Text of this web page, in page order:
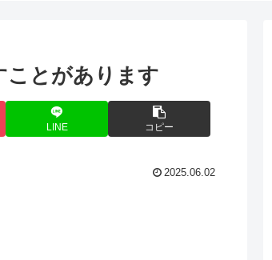
ことがあります
LINE コピー
2025.06.02